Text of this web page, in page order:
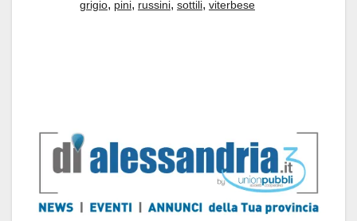
grigio, pini, russini, sottili, viterbese